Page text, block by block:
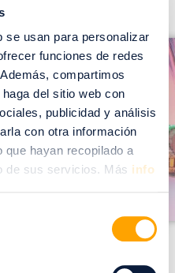
se usan para personalizar
funciones de redes
compartimos
del sitio web con
publicidad y análisis
con otra información
que hayan recopilado a
de sus servicios. Más info
g
e